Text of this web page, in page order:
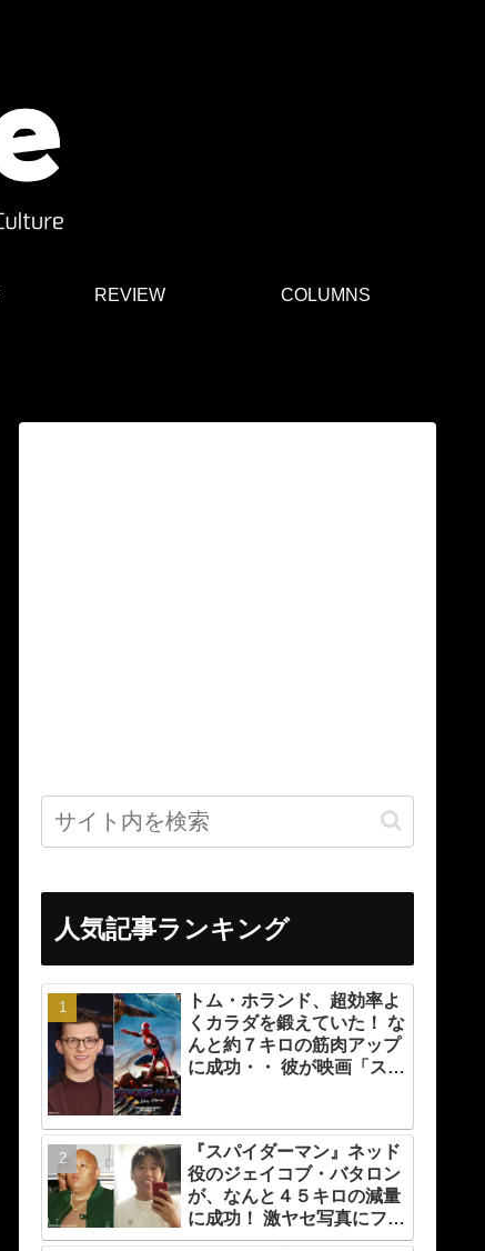
REVIEW COLUMNS
人気記事ランキング
トム・ホランド、超効率よ
くカラダを鍛えていた！ な
んと約７キロの筋肉アップ
に成功・・ 彼が映画「スパ
法とは？
『スパイダーマン』ネッド
役のジェイコブ・バタロン
が、なんと４５キロの減量
に成功！ 激ヤセ写真にファ
ンたちもビックリ[写真あ